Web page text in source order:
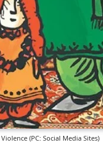
(PC: Social Media Sites)